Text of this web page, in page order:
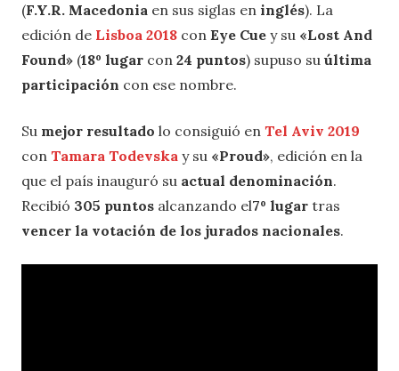
(F.Y.R. Macedonia en sus siglas en inglés). La
edición de Lisboa 2018 con Eye Cue y su «Lost And
Found» (18º lugar con 24 puntos) supuso su última
participación con ese nombre.
Su mejor resultado lo consiguió en Tel Aviv 2019
con Tamara Todevska y su «Proud», edición en la
que el país inauguró su actual denominación.
Recibió 305 puntos alcanzando el7º lugar tras
vencer la votación de los jurados nacionales.